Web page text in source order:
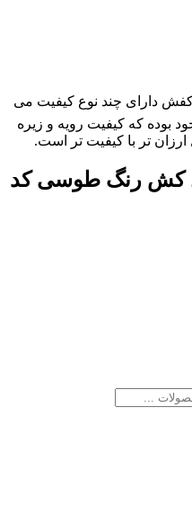
دارای چند نوع کیفیت می
بوده که کیفیت رویه و زیره
تر با کیفیت تر است.
کش رنگ طوسی کد